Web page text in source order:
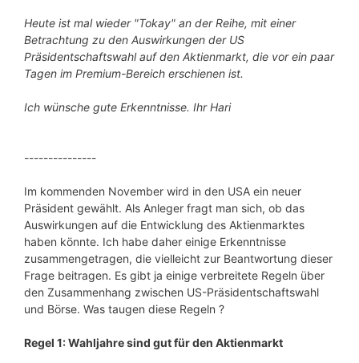
Heute ist mal wieder "Tokay" an der Reihe, mit einer
Betrachtung zu den Auswirkungen der US
Präsidentschaftswahl auf den Aktienmarkt, die vor ein paar
Tagen im Premium-Bereich erschienen ist.
Ich wünsche gute Erkenntnisse. Ihr Hari
---------------
Im kommenden November wird in den USA ein neuer
Präsident gewählt. Als Anleger fragt man sich, ob das
Auswirkungen auf die Entwicklung des Aktienmarktes
haben könnte. Ich habe daher einige Erkenntnisse
zusammengetragen, die vielleicht zur Beantwortung dieser
Frage beitragen. Es gibt ja einige verbreitete Regeln über
den Zusammenhang zwischen US-Präsidentschaftswahl
und Börse. Was taugen diese Regeln ?
Regel 1: Wahljahre sind gut für den Aktienmarkt